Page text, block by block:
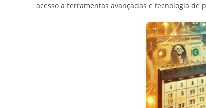
acesso a ferramentas avançadas e tecnologia